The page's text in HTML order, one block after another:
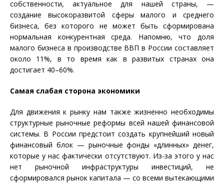
собственности, актуальное для нашей страны, —
создание высокоразвитой сферы малого и среднего
бизнеса, без которого не может быть сформирована
нормальная конкурентная среда. Напомню, что доля
малого бизнеса в производстве ВВП в России составляет
около 11%, в то время как в развитых странах она
достигает 40–60%.
Самая слабая сторона экономики
Для движения к рынку нам также жизненно необходимы
структурные рыночные реформы всей нашей финансовой
системы. В России предстоит создать крупнейший новый
финансовый блок — рыночные фонды «длинных» денег,
которые у нас фактически отсутствуют. Из-за этого у нас
нет рыночной инфраструктуры инвестиций, не
сформировался рынок капитала — со всеми вытекающими